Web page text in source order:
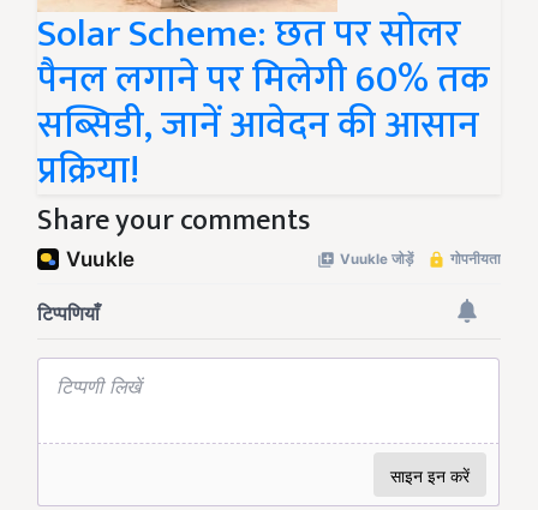
Solar Scheme: छत पर सोलर
पैनल लगाने पर मिलेगी 60% तक
सब्सिडी, जानें आवेदन की आसान
प्रक्रिया!
Share your comments